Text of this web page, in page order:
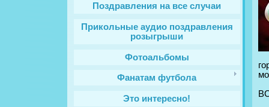
Поздравления на все случаи
Прикольные аудио поздравления
розыгрыши
Фотоальбомы
Фанатам футбола
Это интересно!